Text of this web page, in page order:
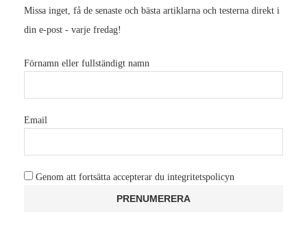
Missa inget, få de senaste och bästa artiklarna och testerna direkt i
din e-post - varje fredag!
Förnamn eller fullständigt namn
Email
Genom att fortsätta accepterar du integritetspolicyn